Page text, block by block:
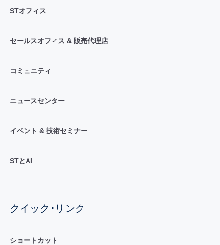
STオフィス
セールスオフィス & 販売代理店
コミュニティ
ニュースセンター
イベント & 技術セミナー
STとAI
クイック･リンク
ショートカット